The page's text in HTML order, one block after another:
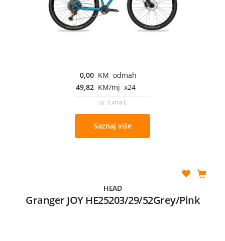
0,00 KM odmah
49,82 KM/mj x24
uz Extra L
Saznaj više
HEAD
Granger JOY HE25203/29/52Grey/Pink